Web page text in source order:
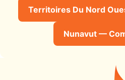
Territoires Du Nord
Nunavut —